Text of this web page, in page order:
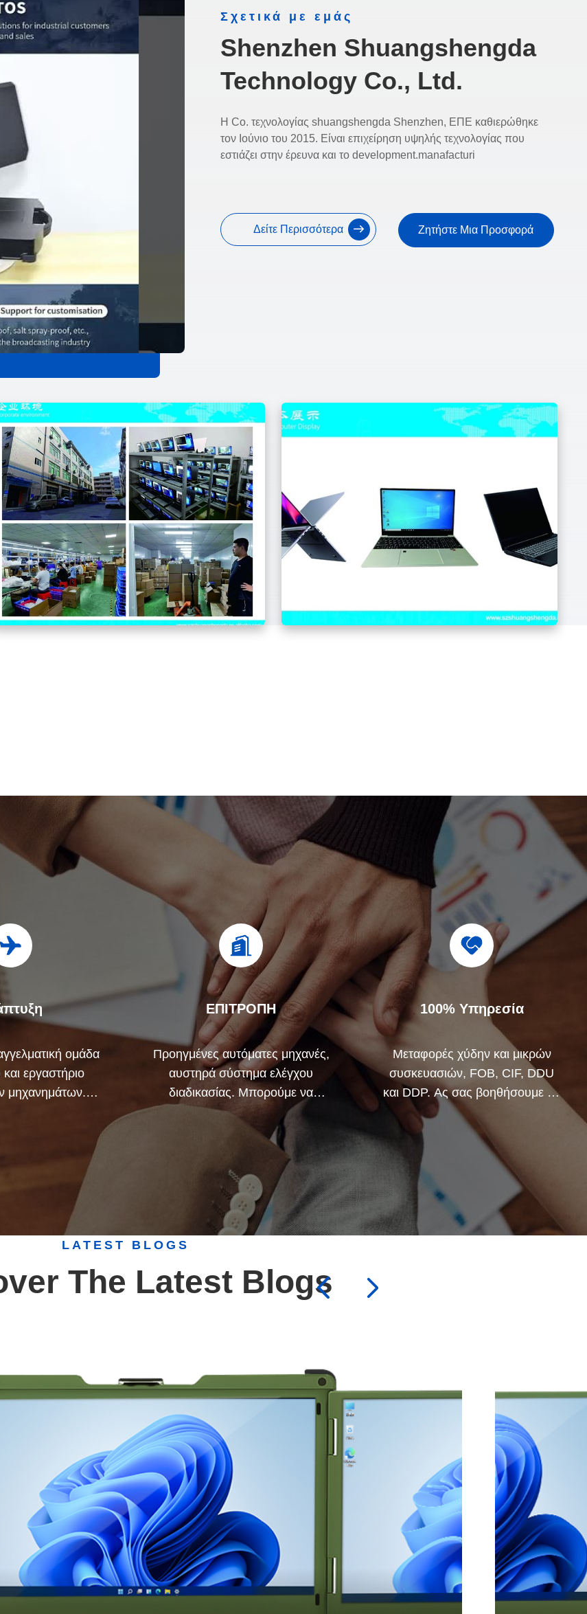
Σχετικά με εμάς
Shenzhen Shuangshengda
Technology Co., Ltd.
Η Co. τεχνολογίας shuangshengda Shenzhen, ΕΠΕ καθιερώθηκε
τον Ιούνιο του 2015. Είναι επιχείρηση υψηλής τεχνολογίας που
εστιάζει στην έρευνα και το development.manafacturi
Δείτε Περισσότερα Ζητήστε Μια Προσφορά
ομάδα
εργαστήριο
μηχανημάτων.
ΕΠΙΤΡΟΠΗ
Προηγμένες αυτόματες μηχανές,
αυστηρά σύστημα ελέγχου
διαδικασίας. Μπορούμε να
κατασκευάσουμε όλα τα
ηλεκτρικά τερματικά πέρα από τη
100% Υπηρεσία
Μεταφορές χύδην και μικρών
συσκευασιών, FOB, CIF, DDU
και DDP. Ας σας βοηθήσουμε να
βρείτε την καλύτερη λύση για
όλες τις ανησυχίες σας.
LATEST BLOGS
The Latest Blogs
 